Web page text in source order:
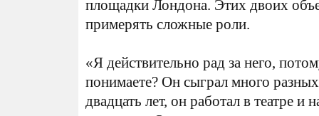
площадки Лондона. Этих двоих
примерять сложные роли.
«Я действительно рад за него,
понимаете? Он сыграл много
двадцать лет, он работал в театре